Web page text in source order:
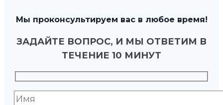
Мы проконсультируем вас в любое время!
ЗАДАЙТЕ ВОПРОС, И МЫ ОТВЕТИМ В
ТЕЧЕНИЕ 10 МИНУТ